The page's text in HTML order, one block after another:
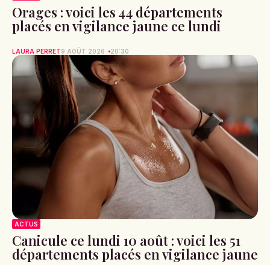
Orages : voici les 44 départements
placés en vigilance jaune ce lundi
LAURA PERRET9 AOÛT 2026 20:30
ACTUS
Canicule ce lundi 10 août : voici les 51
départements placés en vigilance jaune